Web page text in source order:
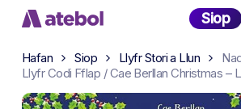
Skip
main
content
Siop
Hafan Siop Llyfr Stori a Llun
Llyfr Codi Fflap / Cae Berllan Christmas –